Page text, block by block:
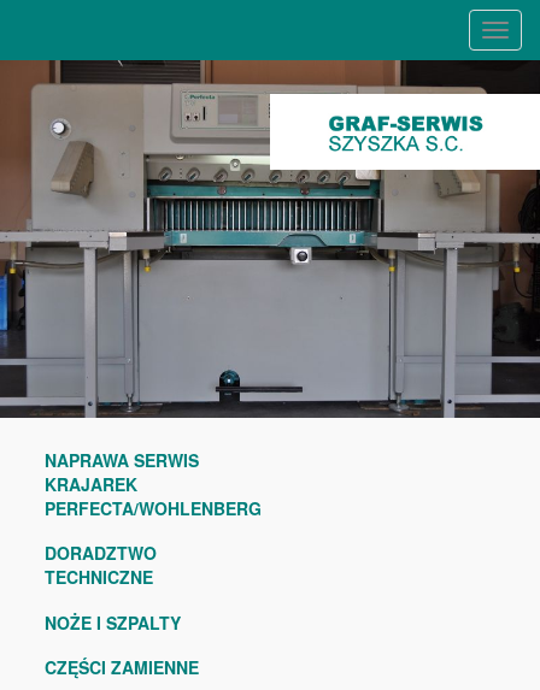
Menu
NAPRAWA SERWIS
KRAJAREK
PERFECTA/WOHLENBERG
DORADZTWO
TECHNICZNE
NOŻE I SZPALTY
CZĘŚCI ZAMIENNE